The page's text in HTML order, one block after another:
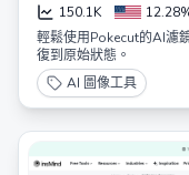
150.1K
輕鬆使用Pokecut的AI濾
復到原始狀態。
AI 圖像工具